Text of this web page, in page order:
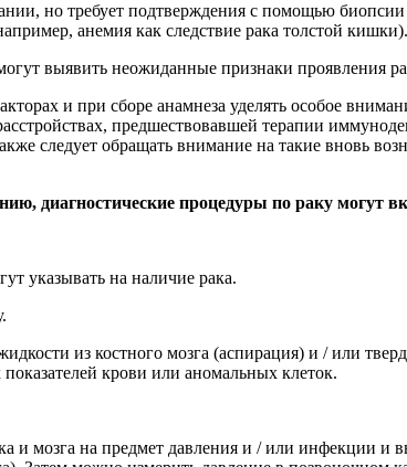
но требует подтверждения с помощью
анемия как следствие рака толстой кишки).
выявить неожиданные признаки проявления
и при сборе анамнеза уделять особое
предшествовавшей терапии
следует обращать внимание на такие вновь
диагностические процедуры по раку могут
указывать на наличие рака.
из костного мозга (аспирация) и / или
показателей крови или аномальных клеток.
и мозга на предмет давления и / или инфекции